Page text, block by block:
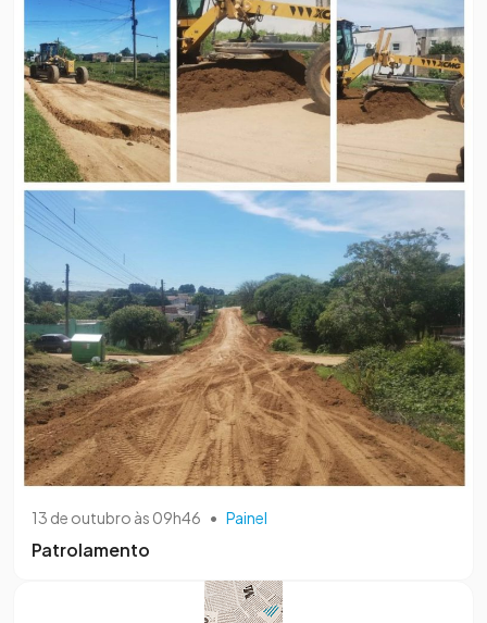
13 de outubro às 09h46 • Painel
Patrolamento